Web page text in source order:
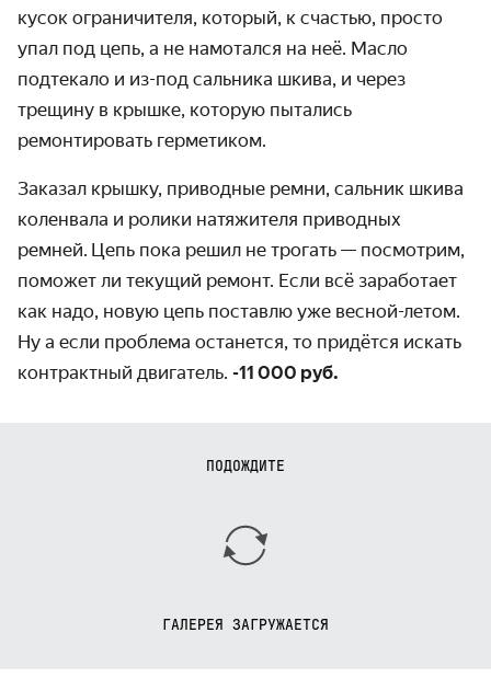
кусок ограничителя, который, к счастью, просто
упал под цепь, а не намотался на неё. Масло
подтекало и из-под сальника шкива, и через
трещину в крышке, которую пытались
ремонтировать герметиком.
Заказал крышку, приводные ремни, сальник шкива
коленвала и ролики натяжителя приводных
ремней. Цепь пока решил не трогать — посмотрим,
поможет ли текущий ремонт. Если всё заработает
как надо, новую цепь поставлю уже весной-летом.
Ну а если проблема останется, то придётся искать
контрактный двигатель. -11 000 руб.
ПОДОЖДИТЕ
ГАЛЕРЕЯ ЗАГРУЖАЕТСЯ